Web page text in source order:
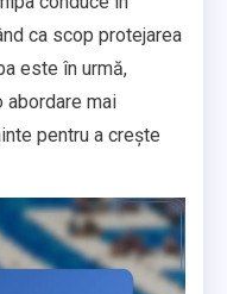
ca scop protejarea
este în urmă,
abordare mai
pentru a crește